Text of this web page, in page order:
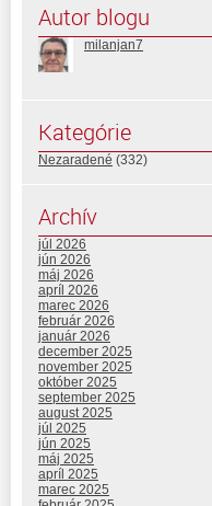
Autor blogu
milanjan7
Kategórie
Nezaradené (332)
Archív
júl 2026
jún 2026
máj 2026
apríl 2026
marec 2026
február 2026
január 2026
december 2025
november 2025
október 2025
september 2025
august 2025
júl 2025
jún 2025
máj 2025
apríl 2025
marec 2025